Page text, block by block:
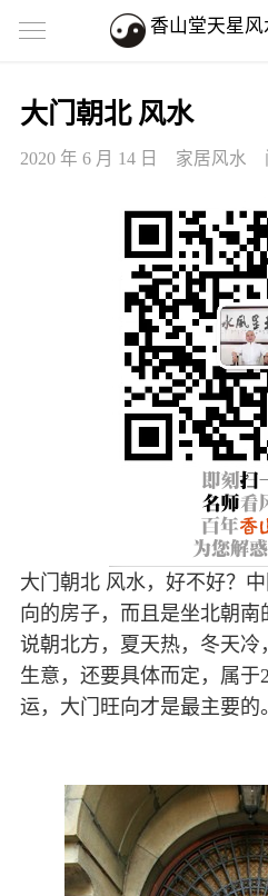
香山堂天星
大门朝北 风水
2020 年 6 月 14 日 家居风水
大门朝北 风水，好不好？
向的房子，而且是坐北朝南
说朝北方，夏天热，冬天冷
生意，还要具体而定，属于
运，大门旺向才是最主要的。